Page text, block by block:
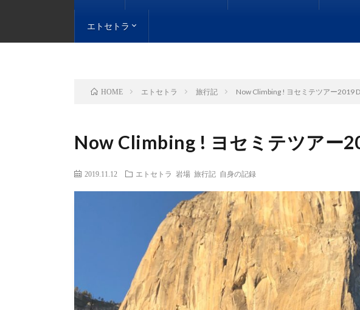
エトセトラ
HOME エトセトラ 旅行記 Now Climbing ! ヨセミテツアー2019
Now Climbing ! ヨセミテツアー
2019.11.12 エトセトラ 岩場 旅行記 自身の記録